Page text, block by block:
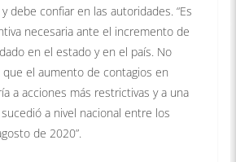
debe confiar en las autoridades. “Es
necesaria ante el incremento de
en el estado y en el país. No
el aumento de contagios en
a acciones más restrictivas y a una
a nivel nacional entre los
de 2020”.